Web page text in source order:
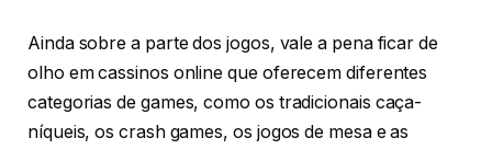
Ainda sobre a parte dos jogos, vale a pena ficar de
olho em cassinos online que oferecem diferentes
categorias de games, como os tradicionais caça-
níqueis, os crash games, os jogos de mesa e as